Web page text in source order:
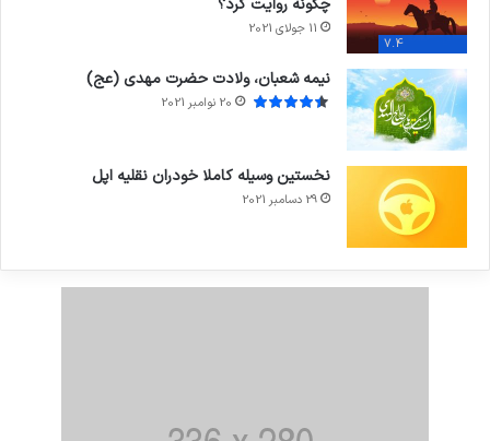
7.4
چگونه روایت کرد؟
11 جولای 2021
نیمه شعبان، ولادت حضرت مهدی (عج)
20 نوامبر 2021
نخستین وسیله کاملا خودران نقلیه اپل
29 دسامبر 2021